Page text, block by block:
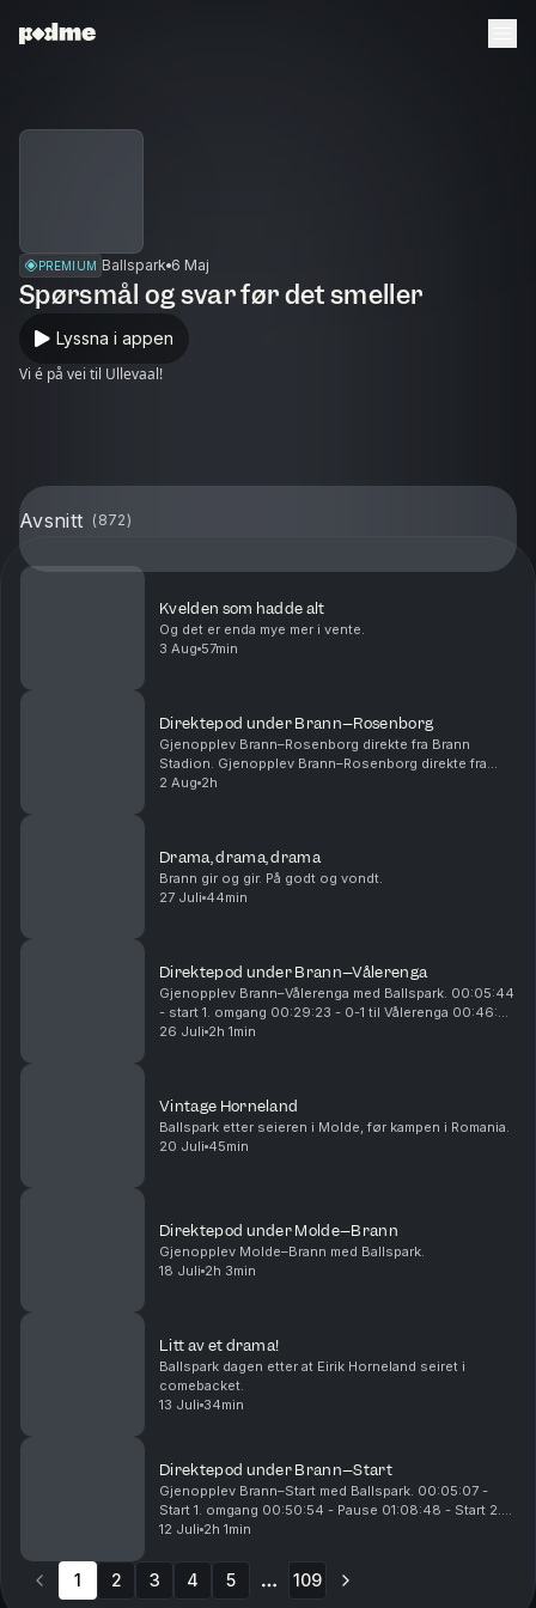
PREMIUM Ballspark 6 Maj
Spørsmål og svar før det smeller
Lyssna i appen
Vi é på vei til Ullevaal!
Avsnitt ( 872)
Kvelden som hadde alt
Og det er enda mye mer i vente.
3 Aug 57min
Direktepod under Brann–Rosenborg
Gjenopplev Brann–Rosenborg direkte fra Brann
Stadion. Gjenopplev Brann–Rosenborg direkte fra
Brann Stadion. 00:14:54 - Start 1. omgang 00:28:15 -
2 Aug 2h
Drama, drama, drama
Brann gir og gir. På godt og vondt.
27 Juli 44min
Direktepod under Brann–Vålerenga
Gjenopplev Brann–Vålerenga med Ballspark. 00:05:44
- start 1. omgang 00:29:23 - 0-1 til Vålerenga 00:46:25
- 0-2 til Vålerenga 00:54:26 - 0-3 til Vålerenga
26 Juli 2h 1min
Vintage Horneland
Ballspark etter seieren i Molde, før kampen i Romania.
20 Juli 45min
Direktepod under Molde–Brann
Gjenopplev Molde–Brann med Ballspark.
18 Juli 2h 3min
Litt av et drama!
Ballspark dagen etter at Eirik Horneland seiret i
comebacket.
13 Juli 34min
Direktepod under Brann–Start
Gjenopplev Brann–Start med Ballspark. 00:05:07 -
Start 1. omgang 00:50:54 - Pause 01:08:48 - Start 2.
omgang 01:16:04 - 0-1 til Start 01:31:20 - 1-1 til Brann
12 Juli 2h 1min
1 2 3 4 5 109